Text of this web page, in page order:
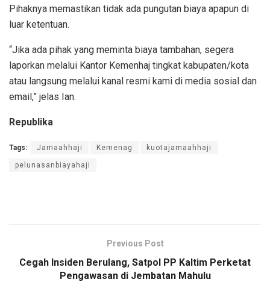
Pihaknya memastikan tidak ada pungutan biaya apapun di
luar ketentuan.
“Jika ada pihak yang meminta biaya tambahan, segera
laporkan melalui Kantor Kemenhaj tingkat kabupaten/kota
atau langsung melalui kanal resmi kami di media sosial dan
email,” jelas Ian.
Republika
Tags: Jamaahhaji Kemenag kuotajamaahhaji
pelunasanbiayahaji
Previous Post
Cegah Insiden Berulang, Satpol PP Kaltim Perketat
Pengawasan di Jembatan Mahulu